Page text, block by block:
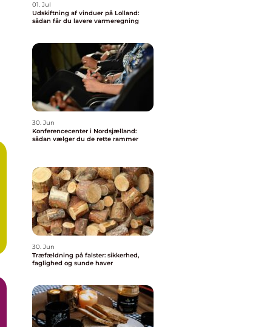
01. Jul
Udskiftning af vinduer på Lolland:
sådan får du lavere varmeregning
30. Jun
Konferencecenter i Nordsjælland:
sådan vælger du de rette rammer
30. Jun
Træfældning på falster: sikkerhed,
faglighed og sunde haver